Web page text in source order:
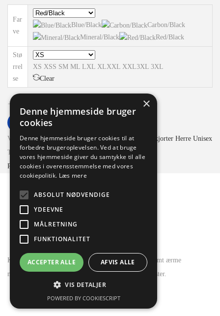
Far
ve
Blue/Black
Carbon/Black
Mineral/Black
Red/Black
Stø
rrel
se
XS XSS SM ML LXL XLXXL XXL3XL 3XL
Clear
Tilføj til kurv
Varenummer (SKU):28101_210051_XS Kategori:
Skjorter Herre Unisex
Tag:
R&TStormtech
Yderligere information
Brand
Reviews
Klassisk skovmandsskjorte, trykknap lukning foran samt ærme
manchetter, 2 brystlommer, 60% bomuld, 40% polyester.
×
Denne hjemmeside bruger
cookies
Denne hjemmeside bruger cookies til at
forbedre brugeroplevelsen. Ved at bruge
vores hjemmeside giver du samtykke til alle
cookies i overensstemmelse med vores
cookiepolitik. Læs mere
ABSOLUT NØDVENDIGE
YDEEVNE
MÅLRETNING
FUNKTIONALITET
ACCEPTER ALLE AFVIS ALLE
VIS DETALJER
POWERED BY COOKIESCRIPT